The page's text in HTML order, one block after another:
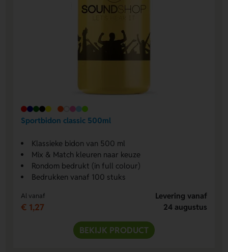
Sportbidon classic 500ml
Klassieke bidon van 500 ml
Mix & Match kleuren naar keuze
Rondom bedrukt (in full colour)
Bedrukken vanaf 100 stuks
Al vanaf
€ 1,27
Levering vanaf
24 augustus
BEKIJK PRODUCT